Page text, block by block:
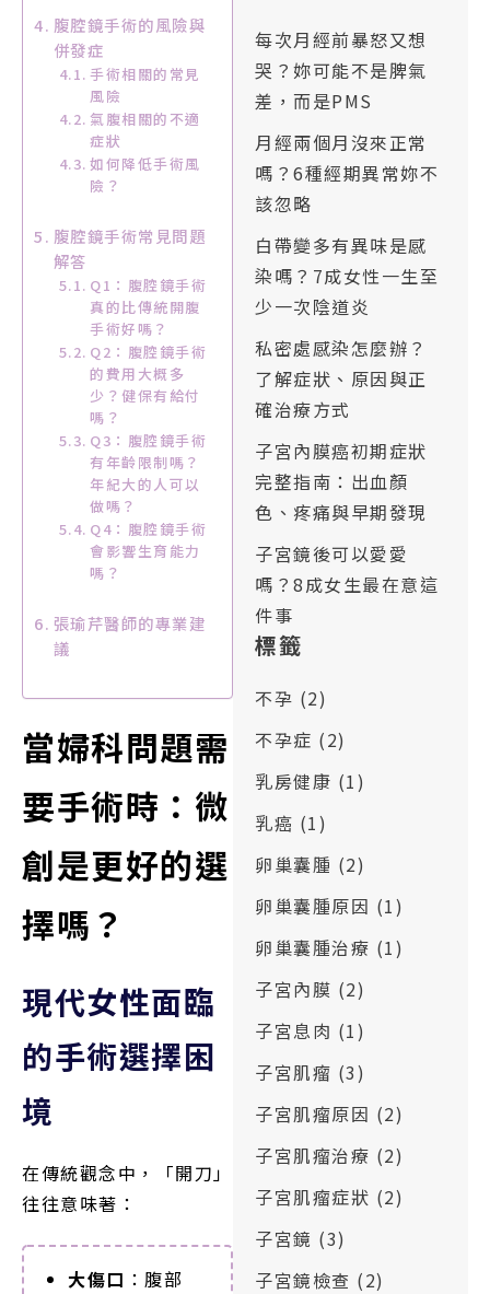
腹腔鏡手術的風險與
併發症
手術相關的常見
風險
氣腹相關的不適
症狀
如何降低手術風
險？
腹腔鏡手術常見問題
解答
Q1：腹腔鏡手術
真的比傳統開腹
手術好嗎？
Q2：腹腔鏡手術
的費用大概多
少？健保有給付
嗎？
Q3：腹腔鏡手術
有年齡限制嗎？
年紀大的人可以
做嗎？
Q4：腹腔鏡手術
會影響生育能力
嗎？
張瑜芹醫師的專業建
議
當婦科問題需
要手術時：微
創是更好的選
擇嗎？
現代女性面臨
的手術選擇困
境
在傳統觀念中，「開刀」
往往意味著：
大傷口 ：腹部
每次月經前暴怒又想
哭？妳可能不是脾氣
差，而是PMS
月經兩個月沒來正常
嗎？6種經期異常妳不
該忽略
白帶變多有異味是感
染嗎？7成女性一生至
少一次陰道炎
私密處感染怎麼辦？
了解症狀、原因與正
確治療方式
子宮內膜癌初期症狀
完整指南：出血顏
色、疼痛與早期發現
子宮鏡後可以愛愛
嗎？8成女生最在意這
件事
標籤
不孕 (2)
不孕症 (2)
乳房健康 (1)
乳癌 (1)
卵巢囊腫 (2)
卵巢囊腫原因 (1)
卵巢囊腫治療 (1)
子宮內膜 (2)
子宮息肉 (1)
子宮肌瘤 (3)
子宮肌瘤原因 (2)
子宮肌瘤治療 (2)
子宮肌瘤症狀 (2)
子宮鏡 (3)
子宮鏡檢查 (2)